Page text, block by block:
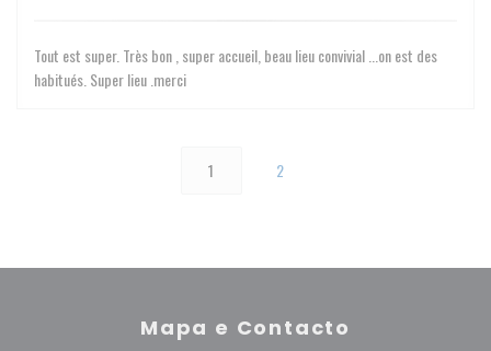
Tout est super. Très bon , super accueil, beau lieu convivial ...on est des
habitués. Super lieu .merci
1 2
Mapa e Contacto